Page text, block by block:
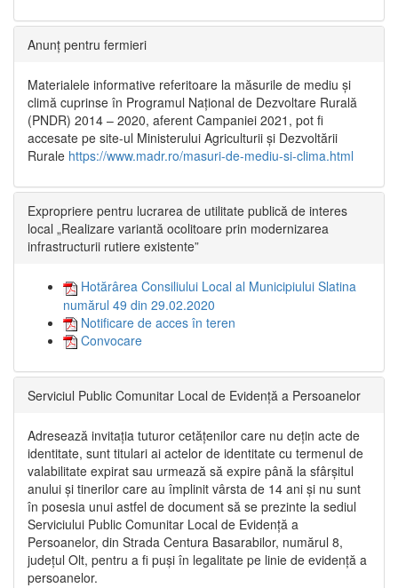
Anunț pentru fermieri
Materialele informative referitoare la măsurile de mediu și
climă cuprinse în Programul Național de Dezvoltare Rurală
(PNDR) 2014 – 2020, aferent Campaniei 2021, pot fi
accesate pe site-ul Ministerului Agriculturii și Dezvoltării
Rurale https://www.madr.ro/masuri-de-mediu-si-clima.html
Expropriere pentru lucrarea de utilitate publică de interes
local „Realizare variantă ocolitoare prin modernizarea
infrastructurii rutiere existente”
Hotărârea Consiliului Local al Municipiului Slatina
numărul 49 din 29.02.2020
Notificare de acces în teren
Convocare
Serviciul Public Comunitar Local de Evidență a Persoanelor
Adresează invitația tuturor cetățenilor care nu dețin acte de
identitate, sunt titulari ai actelor de identitate cu termenul de
valabilitate expirat sau urmează să expire până la sfârșitul
anului și tinerilor care au împlinit vârsta de 14 ani și nu sunt
în posesia unui astfel de document să se prezinte la sediul
Serviciului Public Comunitar Local de Evidență a
Persoanelor, din Strada Centura Basarabilor, numărul 8,
județul Olt, pentru a fi puși în legalitate pe linie de evidență a
persoanelor.